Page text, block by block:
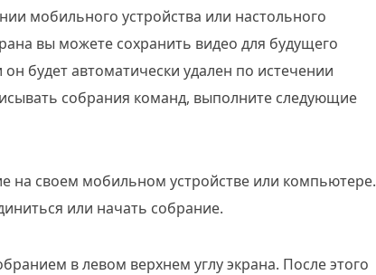
мобильного устройства или настольного
вы можете сохранить видео для будущего
будет автоматически удален по истечении
собрания команд, выполните следующие
на своем мобильном устройстве или компьютере.
или начать собрание.
в левом верхнем углу экрана. После этого